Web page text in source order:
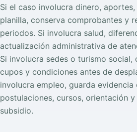
Si el caso involucra dinero,
planilla, conserva comprobantes y
periodos. Si involucra salud,
actualización administrativa de
Si involucra sedes o turismo social,
cupos y condiciones antes de
involucra empleo, guarda evidencia
postulaciones, cursos, orientación
subsidio.